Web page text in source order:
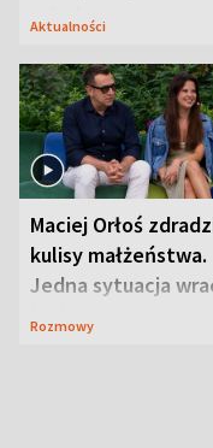
Lubelszczyzna
Aktualności
Maciej Orłoś
kulisy małżeństwa.
Jedna sytuacja
jak bumerang
Rozmowy